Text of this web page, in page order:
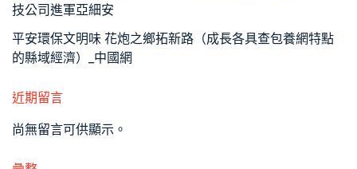
技公司進軍亞細安
平安環保文明味 花炮之鄉拓新路（成長各具查包養網特點
的縣域經濟）_中國網
近期留言
尚無留言可供顯示。